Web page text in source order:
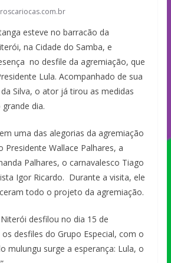
esteve no barracão da
na Cidade do Samba, e
no desfile da agremiação, que
Lula. Acompanhado de sua
Silva, o ator já tirou as medidas
dia.
uma das alegorias da agremiação
Presidente Wallace Palhares, a
Palhares, o carnavalesco Tiago
Igor Ricardo. Durante a visita, ele
todo o projeto da agremiação.
desfilou no dia 15 de
desfiles do Grupo Especial, com o
mulungu surge a esperança: Lula, o